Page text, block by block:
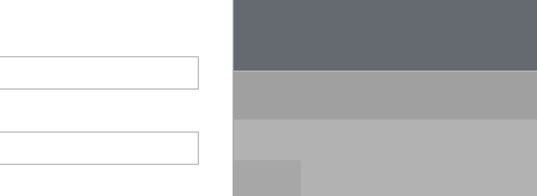
recherche d'école